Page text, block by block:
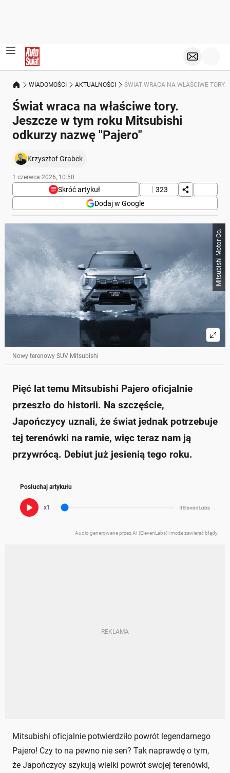
WIADOMOŚCI AKTUALNOŚCI ŚWIAT WRACA NA WŁAŚCIWE TORY.
Świat wraca na właściwe tory.
Jeszcze w tym roku Mitsubishi
odkurzy nazwę "Pajero"
Krzysztof Grabek
1 czerwca 2026, 10:50
Skróć artykuł
323
Dodaj w Google
Poniżej streszczenie artykułu:
Skrót przygotowany przez Onet Czat z AI, może zawierać błędy.
Mitsubishi Pajero wraca na rynek po pięciu latach
przerwy, z debiutem zaplanowanym na jesień 2026.
Nowe Pajero będzie miało ramową konstrukcję,
opartą na pikapie Mitsubishi L200/Triton.
Samochód ma łączyć wyjątkowe możliwości
terenowe z wysokim komfortem jazdy.
Prototypy nowego Pajero były testowane w
Niemczech, co sugeruje dostępność tego modelu w
Nowe Pajero nawiązuje do stylu Forda Bronco i
Destinator.
Mitsubishi Motor Co.
Nowy terenowy SUV Mitsubishi
Pięć lat temu Mitsubishi Pajero oficjalnie
przeszło do historii. Na szczęście,
Japończycy uznali, że świat jednak potrzebuje
tej terenówki na ramie, więc teraz nam ją
przywrócą. Debiut już jesienią tego roku.
Posłuchaj artykułu
x1
Audio generowane przez AI (ElevenLabs) i może zawierać błędy
Mitsubishi oficjalnie potwierdziło powrót legendarnego
Pajero! Czy to na pewno nie sen? Tak naprawdę o tym,
że Japończycy szykują wielki powrót swojej terenówki,